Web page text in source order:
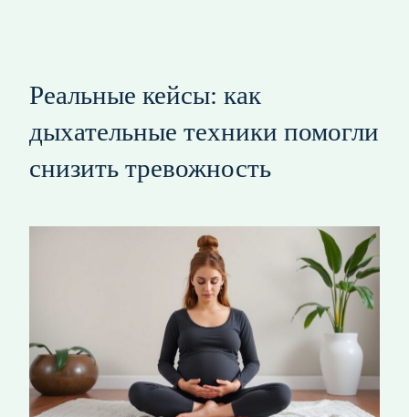
Реальные кейсы: как
дыхательные техники помогли
снизить тревожность